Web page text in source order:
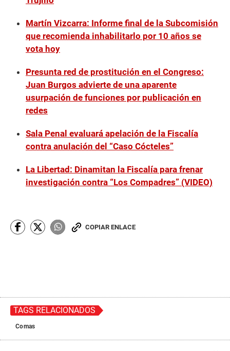
Martín Vizcarra: Informe final de la Subcomisión
que recomienda inhabilitarlo por 10 años se
vota hoy
Presunta red de prostitución en el Congreso:
Juan Burgos advierte de una aparente
usurpación de funciones por publicación en
redes
Sala Penal evaluará apelación de la Fiscalía
contra anulación del “Caso Cócteles”
La Libertad: Dinamitan la Fiscalía para frenar
investigación contra “Los Compadres” (VIDEO)
COPIAR ENLACE
TAGS RELACIONADOS
Comas